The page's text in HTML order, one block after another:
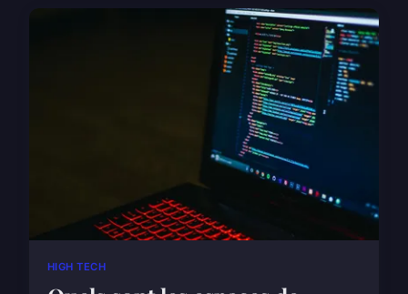
HIGH TECH